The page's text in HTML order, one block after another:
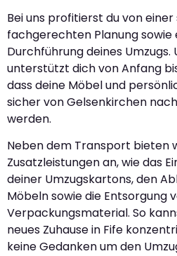
Bei uns profitierst du von
fachgerechten Planung
Durchführung deines
unterstützt dich von Anfang
dass deine Möbel und
sicher von Gelsenkirchen
werden.
Neben dem Transport bieten
Zusatzleistungen an, wie das
deiner Umzugskartons, den
Möbeln sowie die Entsorgung
Verpackungsmaterial. So
neues Zuhause in Fife
keine Gedanken um den